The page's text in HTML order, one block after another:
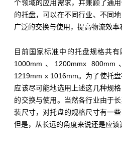
个领域的应用需求，并兼顾了通
的托盘，可以在不同行业、不同
广泛的交换与使用，提高物流效率
目前国家标准中的托盘规格共
1000mm、1200mmx 800mm
1219mm x 1016mm。为了使托盘
应该尽可能地选用上述这几种规
的交换与使用。当然各行业由于
装尺寸，对托盘的规格尺寸有一
但是，从长远的角度来说还是应该